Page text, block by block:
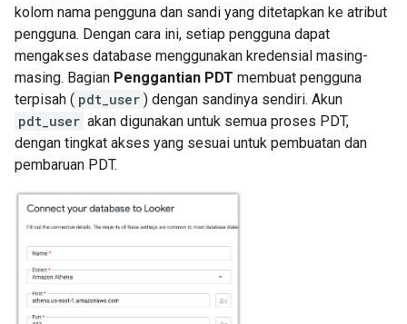
kolom nama pengguna dan sandi yang ditetapkan ke atribut
pengguna. Dengan cara ini, setiap pengguna dapat
mengakses database menggunakan kredensial masing-
masing. Bagian Penggantian PDT membuat pengguna
terpisah ( pdt_user ) dengan sandinya sendiri. Akun
pdt_user akan digunakan untuk semua proses PDT,
dengan tingkat akses yang sesuai untuk pembuatan dan
pembaruan PDT.